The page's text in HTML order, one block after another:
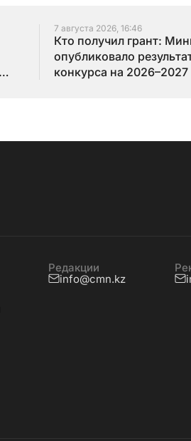
7 августа 2026, 16:46
Кто получил грант:
опубликовало
конкурса на 2026–2027
Редакции
info@cmn.kz